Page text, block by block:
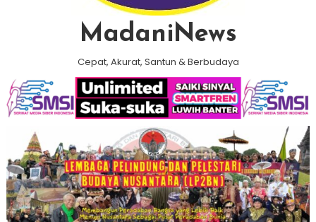
MadaniNews
Cepat, Akurat, Santun & Berbudaya